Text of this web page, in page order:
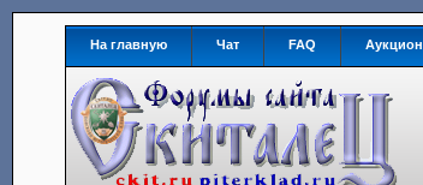
На главную Чат FAQ Аукцион